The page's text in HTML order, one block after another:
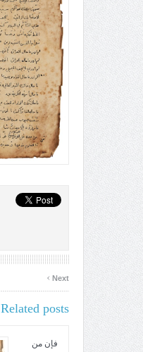
Next
›
Related posts
فإن من